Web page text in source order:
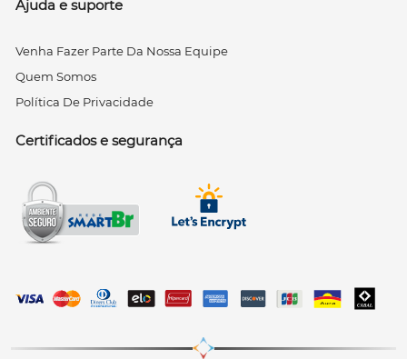
Ajuda e suporte
Venha Fazer Parte Da Nossa Equipe
Quem Somos
Política De Privacidade
Certificados e segurança